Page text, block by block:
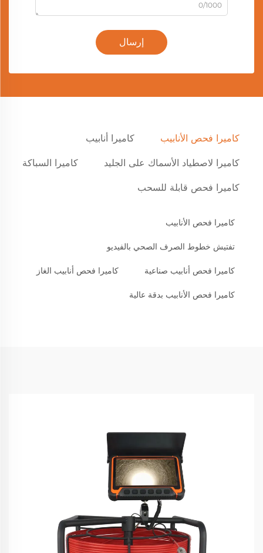
0/1000
إرسال
كاميرا فحص الأنابيب كاميرا أنابيب
كاميرا لاصطياد الأسماك على الجليد كاميرا السباكة
كاميرا فحص قابلة للسحب
كاميرا فحص الأنابيب
تفتيش خطوط الصرف الصحي بالفيديو
كاميرا فحص أنابيب صناعية كاميرا فحص أنابيب الغاز
كاميرا فحص الأنابيب بدقة عالية